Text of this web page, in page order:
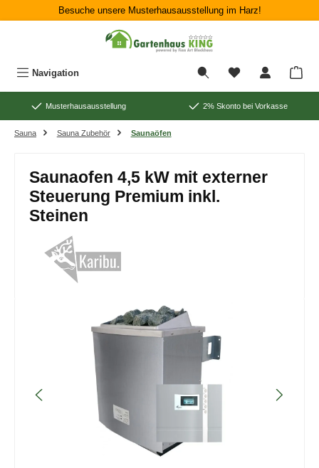
Zum Hauptinhalt springenBesuche unsere Musterhausausstellung im Harz!
Navigation
Musterhausausstellung 2% Skonto bei Vorkasse
Sauna Sauna Zubehör Saunaöfen
Saunaofen 4,5 kW mit externer
Steuerung Premium inkl.
Steinen